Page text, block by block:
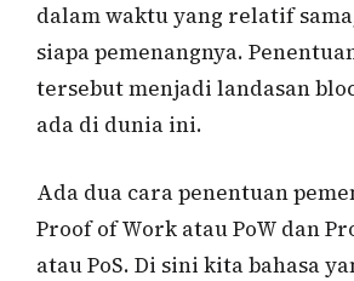
dalam waktu yang relatif
siapa pemenangnya.
tersebut menjadi landasan
ada di dunia ini.
Ada dua cara penentuan
Proof of Work atau PoW dan
atau PoS. Di sini kita bahasa